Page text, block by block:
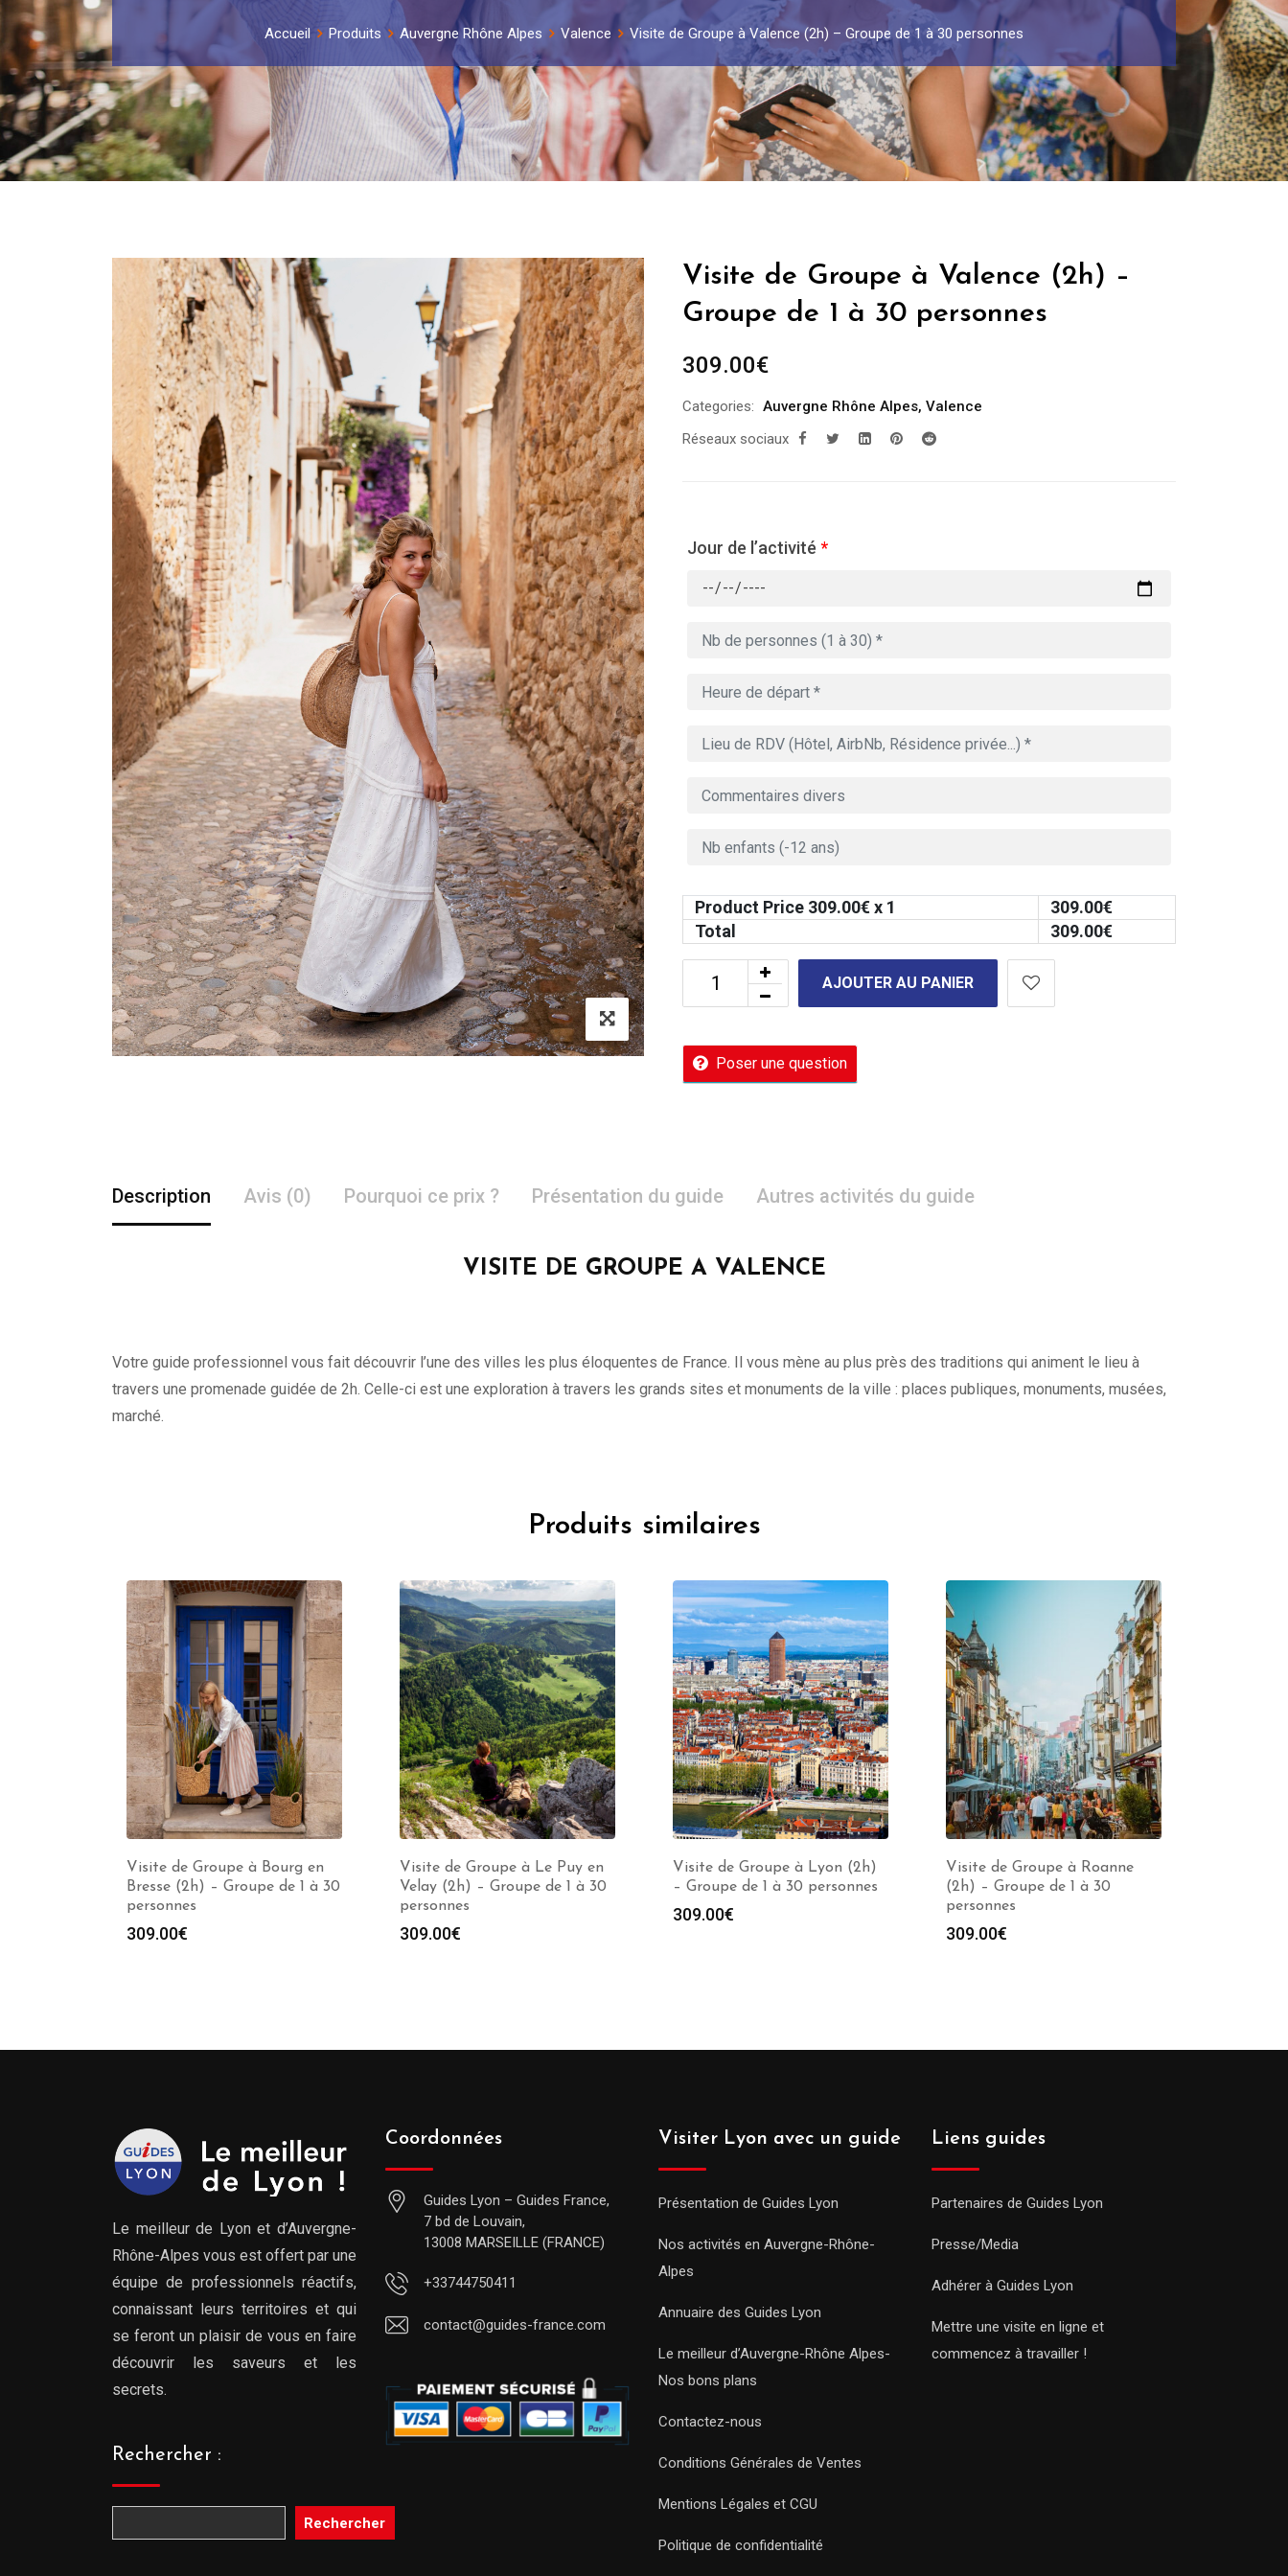
Accueil Produits Auvergne Rhône Alpes Valence Visite de Groupe à Valence (2h) – Groupe de 1 à 30 personnes
Visite de Groupe à Valence (2h) –
Groupe de 1 à 30 personnes
309.00€
Categories: Auvergne Rhône Alpes, Valence
Réseaux sociaux
Jour de l’activité *
Product Price 309.00€ x 1 309.00€
Total
309.00€
AJOUTER AU PANIER
Poser une question
Description Avis (0) Pourquoi ce prix ? Présentation du guide Autres activités du guide
VISITE DE GROUPE A VALENCE
Votre guide professionnel vous fait découvrir l’une des villes les plus éloquentes de France. Il vous mène au plus près des traditions qui animent le lieu à
travers une promenade guidée de 2h. Celle-ci est une exploration à travers les grands sites et monuments de la ville : places publiques, monuments, musées,
marché.
Produits similaires
Visite de Groupe à Bourg en
Bresse (2h) – Groupe de 1 à 30
personnes
309.00€
Visite de Groupe à Le Puy en
Velay (2h) – Groupe de 1 à 30
personnes
309.00€
Visite de Groupe à Lyon (2h)
– Groupe de 1 à 30 personnes
309.00€
Visite de Groupe à Roanne
(2h) – Groupe de 1 à 30
personnes
309.00€
Le meilleur de Lyon et d’Auvergne-
Rhône-Alpes vous est offert par une
équipe de professionnels réactifs,
connaissant leurs territoires et qui
se feront un plaisir de vous en faire
découvrir les saveurs et les
secrets.
Rechercher :
Rechercher
Coordonnées
Guides Lyon – Guides France,
7 bd de Louvain,
13008 MARSEILLE (FRANCE)
+33744750411
contact@guides-france.com
Visiter Lyon avec un guide
Présentation de Guides Lyon
Nos activités en Auvergne-Rhône-
Alpes
Annuaire des Guides Lyon
Le meilleur d’Auvergne-Rhône Alpes-
Nos bons plans
Contactez-nous
Conditions Générales de Ventes
Mentions Légales et CGU
Politique de confidentialité
Liens guides
Partenaires de Guides Lyon
Presse/Media
Adhérer à Guides Lyon
Mettre une visite en ligne et
commencez à travailler !